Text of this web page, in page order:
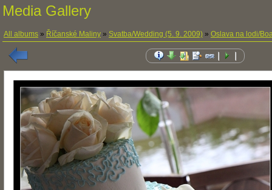
Media Gallery
All albums » Říčanské Maliny » Svatba/Wedding (5. 9. 2009) » Oslava na lodi/